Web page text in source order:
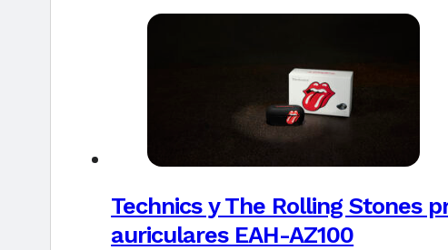
Technics y The Rolling Stones
auriculares EAH-AZ100